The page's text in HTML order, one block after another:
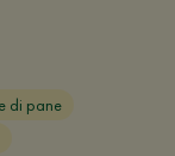
di pane